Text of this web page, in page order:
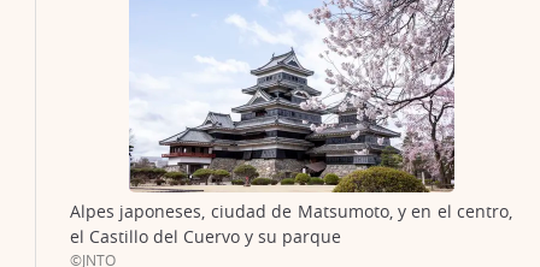
Alpes japoneses, ciudad de Matsumoto, y en el centro,
el Castillo del Cuervo y su parque
©JNTO